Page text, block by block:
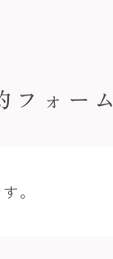
フォーム
。